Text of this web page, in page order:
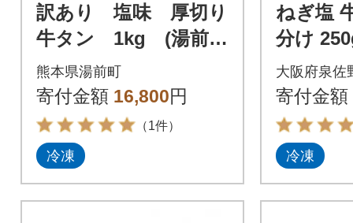
訳あり 塩味 厚切り
牛タン 1kg (湯前
町)
熊本県湯前町
寄付金額 16,800円
（1件）
冷凍
ねぎ塩
分け
肉用
大阪府泉佐
寄付金額
冷凍